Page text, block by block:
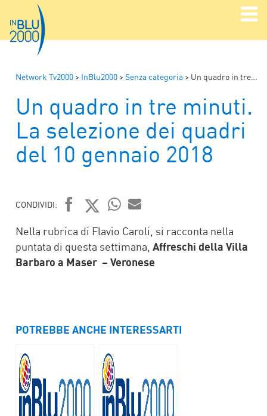
Network Tv2000 > InBlu2000 > Senza categoria > Un quadro in tre minuti. La selezione dei quadri del 10 gennaio 2018
Un quadro in tre minuti.
La selezione dei quadri
del 10 gennaio 2018
CONDIVIDI:
FACEBOOK
TWITTER
WHATSAPP
MAIL
Nella rubrica di Flavio Caroli, si racconta nella
puntata di questa settimana, Affreschi della Villa
Barbaro a Maser – Veronese
POTREBBE ANCHE INTERESSARTI